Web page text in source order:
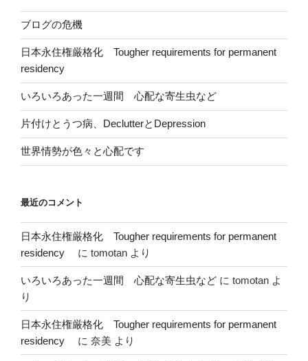
ブログの危機
日本永住権厳格化 Tougher requirements for permanent
residency
いろいろあった一週間 心配な寄生虫など
片付けとうつ病、DeclutterとDepression
世界情勢が色々と心配です
最近のコメント
日本永住権厳格化 Tougher requirements for permanent
residency
に tomotan より
いろいろあった一週間 心配な寄生虫など に tomotan よ
り
日本永住権厳格化 Tougher requirements for permanent
residency
に 奈美 より